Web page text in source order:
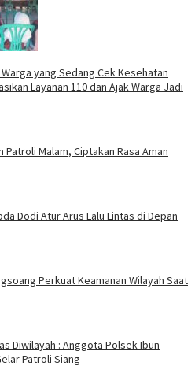
yang Sedang Cek Kesehatan
Layanan 110 dan Ajak Warga Jadi
Malam, Ciptakan Rasa Aman
Dodi Atur Arus Lalu Lintas di Depan
Perkuat Keamanan Wilayah Saat
Diwilayah : Anggota Polsek Ibun
Patroli Siang